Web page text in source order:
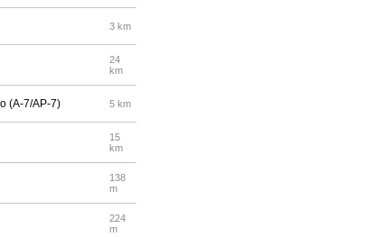
3 km
24
km
(A-7/AP-7) 5 km
15
km
138
m
224
m